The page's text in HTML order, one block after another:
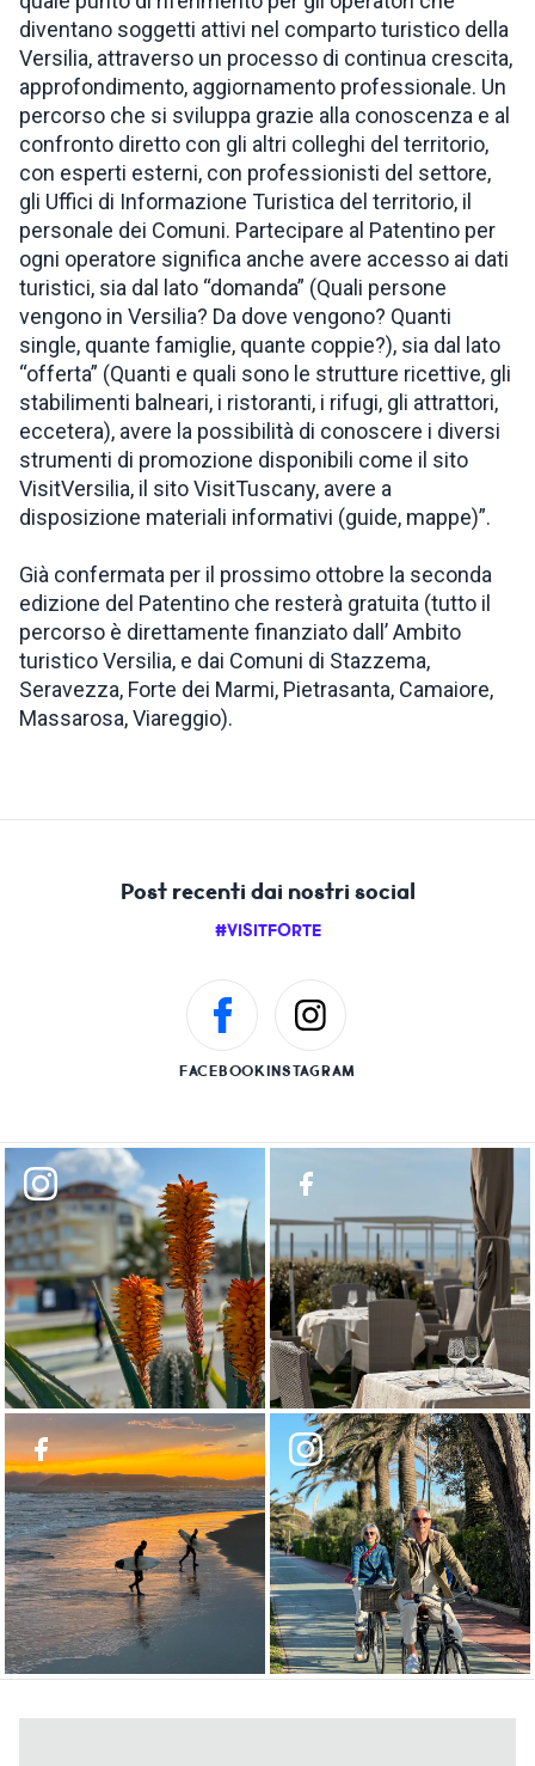
diventano soggetti attivi nel comparto turistico della
Versilia, attraverso un processo di continua crescita,
approfondimento, aggiornamento professionale. Un
percorso che si sviluppa grazie alla conoscenza e al
confronto diretto con gli altri colleghi del territorio,
con esperti esterni, con professionisti del settore,
gli Uffici di Informazione Turistica del territorio, il
personale dei Comuni. Partecipare al Patentino per
ogni operatore significa anche avere accesso ai dati
turistici, sia dal lato “domanda” (Quali persone
vengono in Versilia? Da dove vengono? Quanti
single, quante famiglie, quante coppie?), sia dal lato
“offerta” (Quanti e quali sono le strutture ricettive, gli
stabilimenti balneari, i ristoranti, i rifugi, gli attrattori,
eccetera), avere la possibilità di conoscere i diversi
strumenti di promozione disponibili come il sito
VisitVersilia, il sito VisitTuscany, avere a
disposizione materiali informativi (guide, mappe)”.
Già confermata per il prossimo ottobre la seconda
edizione del Patentino che resterà gratuita (tutto il
percorso è direttamente finanziato dall’ Ambito
turistico Versilia, e dai Comuni di Stazzema,
Seravezza, Forte dei Marmi, Pietrasanta, Camaiore,
Massarosa, Viareggio).
Post recenti dai nostri social
#VISITFORTE
FACEBOOKINSTAGRAM